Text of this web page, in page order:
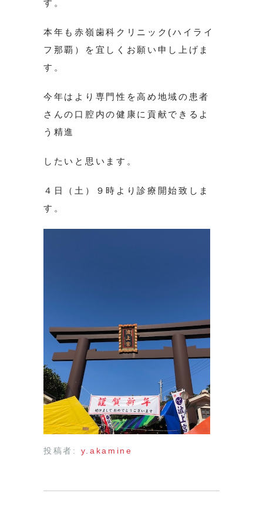
す。
本年も赤嶺歯科クリニック(ハイライ
フ那覇）を宜しくお願い申し上げま
す。
今年はより専門性を高め地域の患者
さんの口腔内の健康に貢献できるよ
う精進
したいと思います。
４日（土）９時より診療開始致しま
す。
投稿者: y.akamine